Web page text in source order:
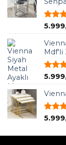
5
aldı
Mdf'li
5
aldı
5